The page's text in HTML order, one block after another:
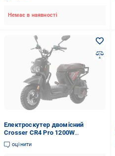
Немає в наявності
Електроскутер двомісний
Crosser CR4 Pro 1200W
76,8V/30Ah Чорний
оцінити